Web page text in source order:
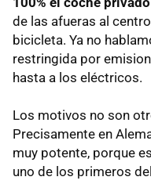
de las afueras al
bicicleta. Ya no
restringida por
hasta a los eléctricos.
Los motivos no son
Precisamente en
muy potente, porque
uno de los primeros